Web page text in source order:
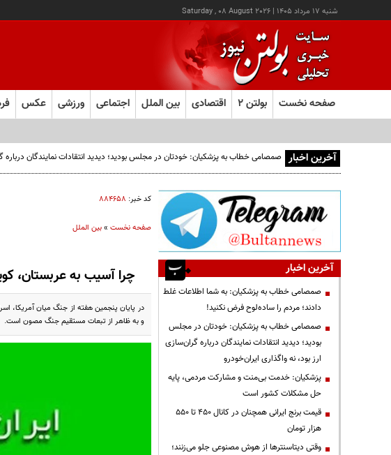
شنبه ۱۷ مرداد ۱۴۰۵ |
Saturday , 08 August 2026
صفحه نخست بولتن ۲ اقتصادی بین الملل اجتماعی ورزشی عکس
آخرین اخبار صمصامی خطاب به پزشکیان: خودتان در مجلس بودید؛ دیدید انتقادات نمایندگان درباره
کد خبر: ۸۸۴۶۵۸
صفحه نخست»بین الملل
چرا آسیب به عربستان،
در پایان پنجمین هفته از جنگ میان آمریکا،
و به ظاهر از تبعات مستقیم جنگ مصون است.
آخرین اخبار
صمصامی خطاب به پزشکیان: به شما اطلاعات غلط
دادند؛ مردم را ساده‌لوح فرض نکنید!
صمصامی خطاب به پزشکیان: خودتان در مجلس
بودید؛ دیدید انتقادات نمایندگان درباره گران‌سازی
ارز بود، نه واگذاری ایران‌خودرو
پزشکیان: خدمت بی‌منت و مشارکت مردمی، پایه
حل مشکلات کشور است
قیمت‌ برنج ایرانی همچنان در کانال ۴۵۰ تا ۵۵۰
هزار تومان
وقتی دیتاسنترها از هوش مصنوعی جلو می‌زنند؛